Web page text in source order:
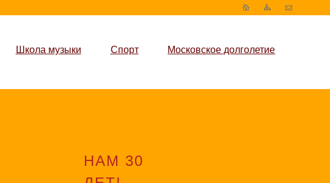
Школа музыки Спорт Московское долголетие
НАМ 30